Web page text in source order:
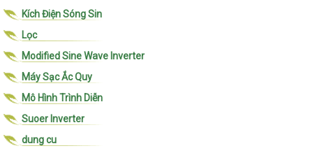
Kích Điện Sóng Sin
Lọc
Modified Sine Wave Inverter
Máy Sạc Ắc Quy
Mô Hình Trình Diễn
Suoer Inverter
dung cu